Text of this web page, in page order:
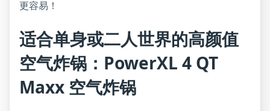
更容易！
适合单身或二人世界的高颜值
空气炸锅：PowerXL 4 QT
Maxx 空气炸锅